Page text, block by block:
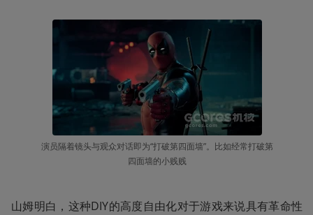
演员隔着镜头与观众对话即为“打破第四面墙”。比如经常打破第
四面墙的小贱贱
山姆明白，这种DIY的高度自由化对于游戏来说具有革命性